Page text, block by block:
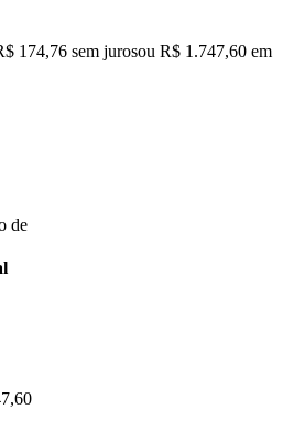
174,76 sem jurosou R$ 1.747,60 em
de